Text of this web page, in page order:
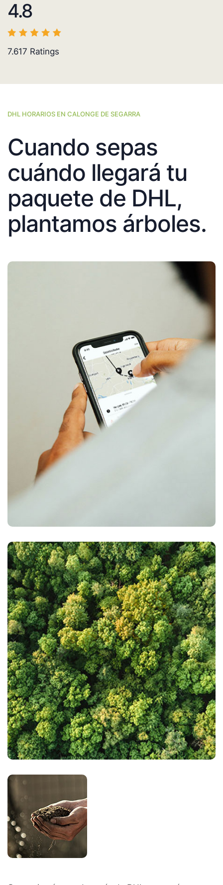
4.8
7.617 Ratings
DHL HORARIOS EN CALONGE DE SEGARRA
Cuando sepas
cuándo llegará tu
paquete de DHL,
plantamos árboles.